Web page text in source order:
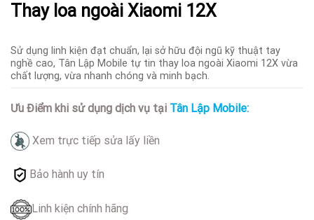
Thay loa ngoài Xiaomi 12X
Sử dụng linh kiện đạt chuẩn, lại sở hữu đội ngũ kỹ thuật tay
nghề cao, Tân Lập Mobile tự tin thay loa ngoài Xiaomi 12X vừa
chất lượng, vừa nhanh chóng và minh bạch.
Ưu Điểm khi sử dụng dịch vụ tại Tân Lập Mobile:
Xem trực tiếp sửa lấy liền
Bảo hành uy tín
Linh kiện chính hãng